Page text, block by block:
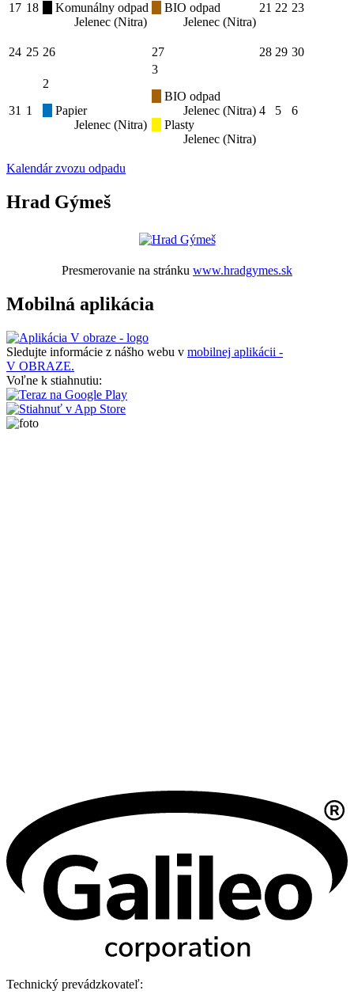
17 18
Komunálny odpad
Jelenec (Nitra)
BIO odpad
Jelenec (Nitra)
21 22 23
24 25 26 27 28 29 30
31 1
2
Papier
Jelenec (Nitra)
3
BIO odpad
Jelenec (Nitra)
Plasty
Jelenec (Nitra)
4 5 6
Kalendár zvozu odpadu
Hrad Gýmeš
Presmerovanie na stránku www.hradgymes.sk
Mobilná aplikácia
Sledujte informácie z nášho webu v mobilnej aplikácii -
V OBRAZE.
Voľne k stiahnutiu:
Technický prevádzkovateľ: